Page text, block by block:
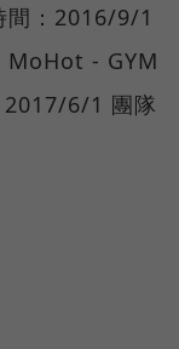
間：2016/9/1
MoHot - GYM
6/1 團隊